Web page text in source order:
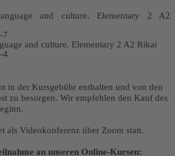
and culture. Elementary 2 A2
7
and culture. Elementary 2 A2 Rikai
4
in der Kursgebühr enthalten und von den
zu besorgen. Wir empfehlen den Kauf des
als Videokonferenz über Zoom statt.
an unseren Online-Kursen: